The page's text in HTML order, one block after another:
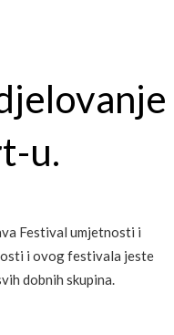
u.
Festival umjetnosti i
i ovog festivala jeste
dobnih skupina.